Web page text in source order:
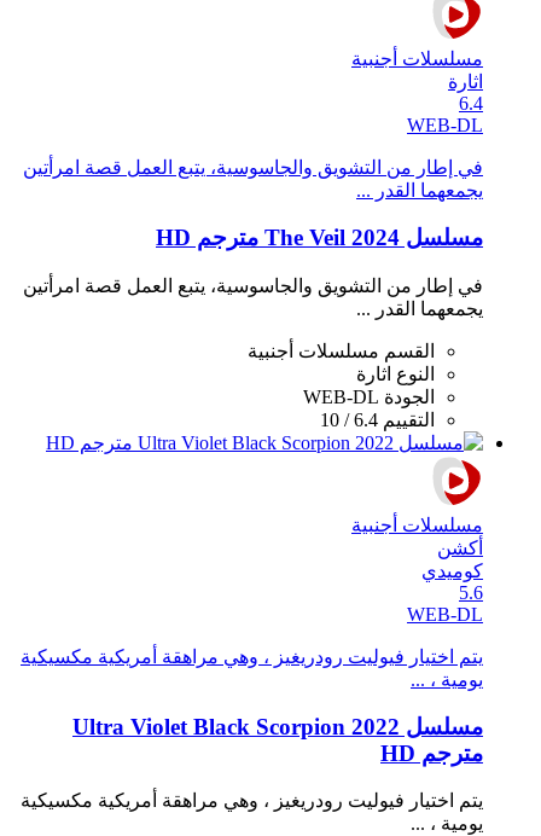
مسلسلات أجنبية
اثارة
6.4
WEB-DL
في إطار من التشويق والجاسوسية، يتبع العمل قصة امرأتين
يجمعهما القدر ...
مسلسل The Veil 2024 مترجم HD
في إطار من التشويق والجاسوسية، يتبع العمل قصة امرأتين
يجمعهما القدر ...
القسم مسلسلات أجنبية
النوع اثارة
الجودة WEB-DL
التقييم 6.4 / 10
مسلسلات أجنبية
أكشن
كوميدي
5.6
WEB-DL
يتم اختيار فيوليت رودريغيز ، وهي مراهقة أمريكية مكسيكية
يومية ، ...
مسلسل Ultra Violet Black Scorpion 2022
مترجم HD
يتم اختيار فيوليت رودريغيز ، وهي مراهقة أمريكية مكسيكية
يومية ، ...